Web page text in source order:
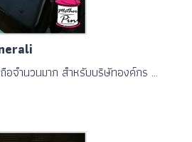
อจำนวนมาก สำหรับบริษัทองค์กร ...